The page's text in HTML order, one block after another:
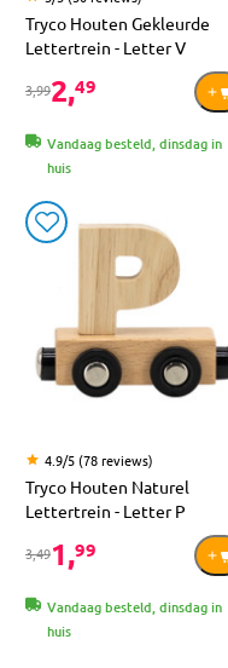
Tryco Houten Gekleurde
Lettertrein - Letter V
3,992,49
Vandaag besteld, dinsdag in
huis
4.9/5 (78 reviews)
Tryco Houten Naturel
Lettertrein - Letter P
3,491,99
Vandaag besteld, dinsdag in
huis